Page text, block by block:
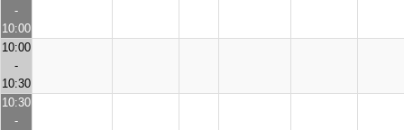
-
10:00
10:00
-
10:30
10:30
-